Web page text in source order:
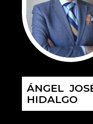
ÁNGEL
HIDALGO